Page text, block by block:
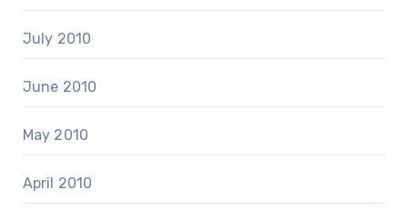
July 2010
June 2010
May 2010
April 2010